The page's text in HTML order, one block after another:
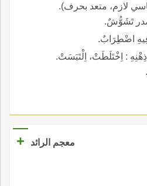
لازم، متعد بحرف).
تَشَوُّشٌ.
اضْطِرَابٌ.
: اِخْتَلَطَتْ، اِلْتَبَسَتْ.
معجم الرائد +